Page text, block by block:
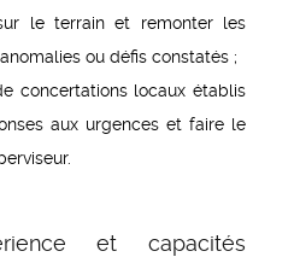
le terrain et remonter les
ou défis constatés ;
concertations locaux établis
aux urgences et faire le
et capacités